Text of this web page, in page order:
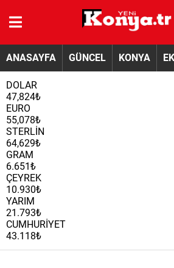
ANASAYFA GÜNCEL KONYA
DOLAR
47,824₺
EURO
55,078₺
STERLİN
64,629₺
GRAM
6.651₺
ÇEYREK
10.930₺
YARIM
21.793₺
CUMHURİYET
43.118₺